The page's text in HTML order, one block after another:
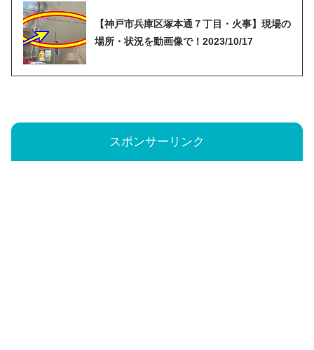
【神戸市兵庫区塚本通７丁目・火事】現場の
場所・状況を動画像で！2023/10/17
スポンサーリンク